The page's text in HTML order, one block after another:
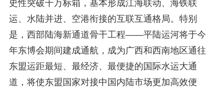
史性突破千万标箱，基本形成江海联动、海铁联
运、水陆并进、空港衔接的互联互通格局。特别
是，西部陆海新通道骨干工程——平陆运河将于今
年东博会期间建成通航，成为广西和西南地区通往
东盟运距最短、最经济、最便捷的国际水运大通
道，将使东盟国家对接中国内陆市场更加高效便